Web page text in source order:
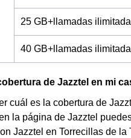
25 GB+llamadas
40 GB+llamadas
de Jazztel en mi
cuál es la cobertura de
la página de Jazztel
Jazztel en Torrecillas de